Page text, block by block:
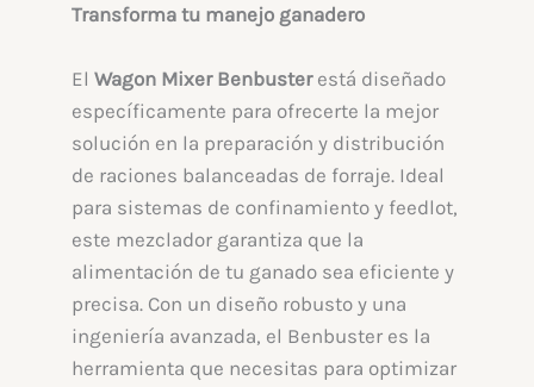
Transforma tu manejo ganadero
El Wagon Mixer Benbusterestá diseñado
específicamente para ofrecerte la mejor
solución en la preparación y distribución
de raciones balanceadas de forraje. Ideal
para sistemas de confinamiento y feedlot,
este mezclador garantiza que la
alimentación de tu ganado sea eficiente y
precisa. Con un diseño robusto y una
ingeniería avanzada, el Benbuster es la
herramienta que necesitas para optimizar